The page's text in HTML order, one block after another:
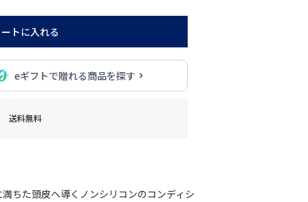
トに入れる
eギフトで贈れる商品を探す
送料無料
ちた頭皮へ導くノンシリコンのコンディシ